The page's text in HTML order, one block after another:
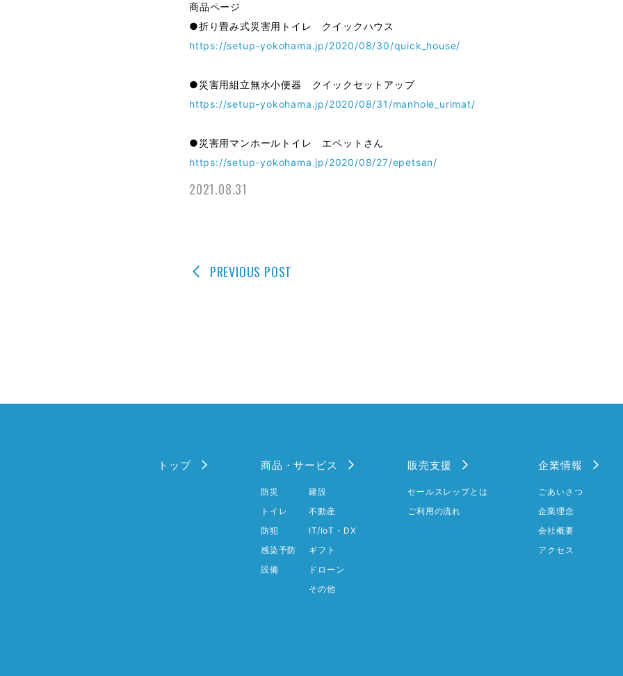
商品ページ
●折り畳み式災害用トイレ クイックハウス
https://setup-yokohama.jp/2020/08/30/quick_house/
●災害用組立無水小便器 クイックセットアップ
https://setup-yokohama.jp/2020/08/31/manhole_urimat/
●災害用マンホールトイレ エペットさん
https://setup-yokohama.jp/2020/08/27/epetsan/
2021.08.31
PREVIOUS POST
トップ 商品・サービス
防災
トイレ
防犯
感染予防
設備
建設
不動産
IT/IoT・DX
ギフト
ドローン
その他
販売支援
セールスレップとは
ご利用の流れ
企業情報
ごあいさつ
企業理念
会社概要
アクセス